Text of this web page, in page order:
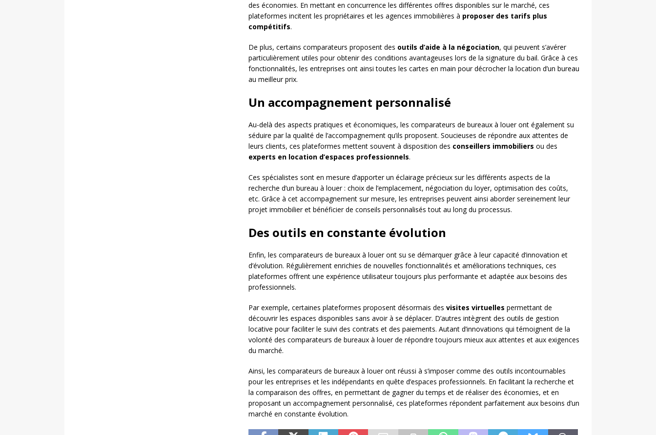
des économies. En mettant en concurrence les différentes offres disponibles sur le marché, ces
plateformes incitent les propriétaires et les agences immobilières à proposer des tarifs plus
compétitifs.
De plus, certains comparateurs proposent des outils d’aide à la négociation, qui peuvent s’avérer
particulièrement utiles pour obtenir des conditions avantageuses lors de la signature du bail. Grâce à ces
fonctionnalités, les entreprises ont ainsi toutes les cartes en main pour décrocher la location d’un bureau
au meilleur prix.
Un accompagnement personnalisé
Au-delà des aspects pratiques et économiques, les comparateurs de bureaux à louer ont également su
séduire par la qualité de l’accompagnement qu’ils proposent. Soucieuses de répondre aux attentes de
leurs clients, ces plateformes mettent souvent à disposition des conseillers immobiliers ou des
experts en location d’espaces professionnels.
Ces spécialistes sont en mesure d’apporter un éclairage précieux sur les différents aspects de la
recherche d’un bureau à louer : choix de l’emplacement, négociation du loyer, optimisation des coûts,
etc. Grâce à cet accompagnement sur mesure, les entreprises peuvent ainsi aborder sereinement leur
projet immobilier et bénéficier de conseils personnalisés tout au long du processus.
Des outils en constante évolution
Enfin, les comparateurs de bureaux à louer ont su se démarquer grâce à leur capacité d’innovation et
d’évolution. Régulièrement enrichies de nouvelles fonctionnalités et améliorations techniques, ces
plateformes offrent une expérience utilisateur toujours plus performante et adaptée aux besoins des
professionnels.
Par exemple, certaines plateformes proposent désormais des visites virtuelles permettant de
découvrir les espaces disponibles sans avoir à se déplacer. D’autres intègrent des outils de gestion
locative pour faciliter le suivi des contrats et des paiements. Autant d’innovations qui témoignent de la
volonté des comparateurs de bureaux à louer de répondre toujours mieux aux attentes et aux exigences
du marché.
Ainsi, les comparateurs de bureaux à louer ont réussi à s’imposer comme des outils incontournables
pour les entreprises et les indépendants en quête d’espaces professionnels. En facilitant la recherche et
la comparaison des offres, en permettant de gagner du temps et de réaliser des économies, et en
proposant un accompagnement personnalisé, ces plateformes répondent parfaitement aux besoins d’un
marché en constante évolution.